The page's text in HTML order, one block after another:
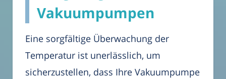
Vakuumpumpen
Eine sorgfältige Überwachung der
Temperatur ist unerlässlich, um
sicherzustellen, dass Ihre Vakuumpumpe